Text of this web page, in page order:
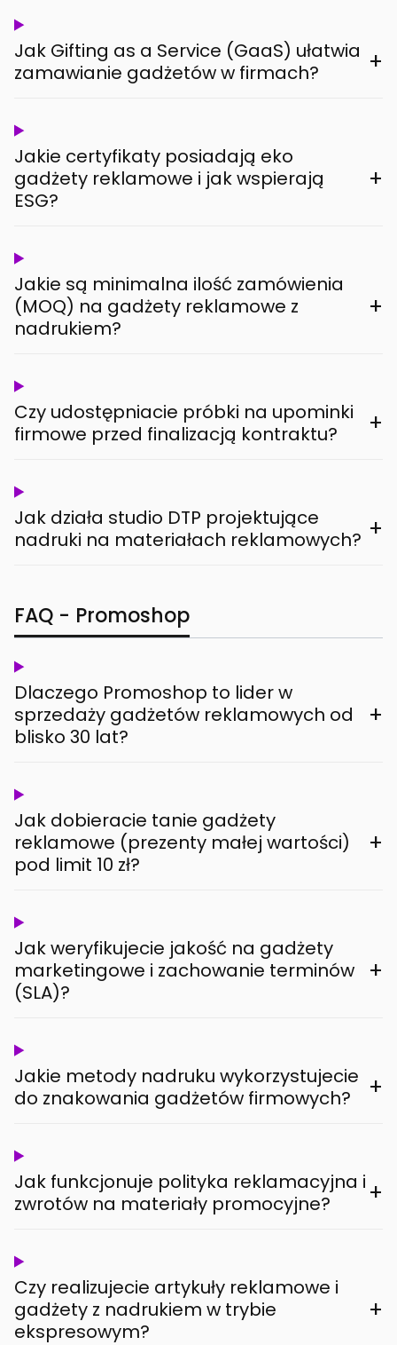
Jak Gifting as a Service (GaaS) ułatwia
zamawianie gadżetów w firmach?
+
Jakie certyfikaty posiadają eko
gadżety reklamowe i jak wspierają
ESG?
+
Jakie są minimalna ilość zamówienia
(MOQ) na gadżety reklamowe z
nadrukiem?
+
Czy udostępniacie próbki na upominki
firmowe przed finalizacją kontraktu?
+
Jak działa studio DTP projektujące
nadruki na materiałach reklamowych? +
FAQ - Promoshop
Dlaczego Promoshop to lider w
sprzedaży gadżetów reklamowych od
blisko 30 lat?
+
Jak dobieracie tanie gadżety
reklamowe (prezenty małej wartości)
pod limit 10 zł?
+
Jak weryfikujecie jakość na gadżety
marketingowe i zachowanie terminów
(SLA)?
+
Jakie metody nadruku wykorzystujecie
do znakowania gadżetów firmowych?
+
Jak funkcjonuje polityka reklamacyjna i
zwrotów na materiały promocyjne?
+
Czy realizujecie artykuły reklamowe i
gadżety z nadrukiem w trybie
ekspresowym?
+